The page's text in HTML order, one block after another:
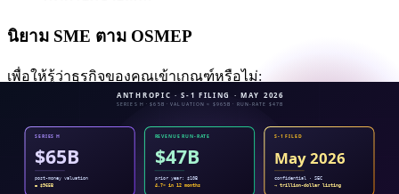
นิยาม SME ตาม OSMEP
เพื่อให้รู้ว่าธุรกิจของคุณเข้าเกณฑ์หรือไม่:
เจ้าของคนเดียว
Small: พนักงาน 30-50 คน, รายได้มากกว่า 1.8 ล้านบาท
แต่ไม่เกิน 100 ล้านบาท (ภาคการผลิต)